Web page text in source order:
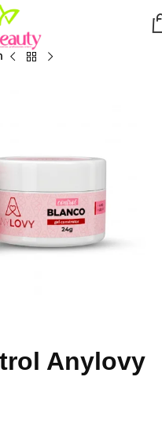
Anylovy